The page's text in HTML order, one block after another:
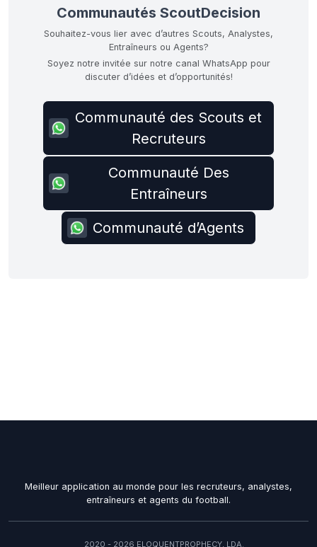
Communautés ScoutDecision
Souhaitez-vous lier avec d’autres Scouts, Analystes,
Entraîneurs ou Agents?
Soyez notre invitée sur notre canal WhatsApp pour
discuter d’idées et d’opportunités!
Communauté des Scouts et
Recruteurs
Communauté Des
Entraîneurs
Communauté d’Agents
Meilleur application au monde pour les recruteurs, analystes,
entraîneurs et agents du football.
2020 - 2026 ELOQUENTPROPHECY, LDA.